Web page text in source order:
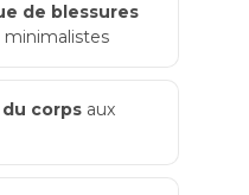
de blessures
minimalistes
corps aux